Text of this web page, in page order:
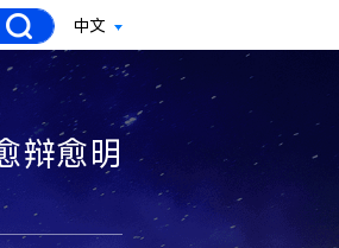
中文
辩愈明